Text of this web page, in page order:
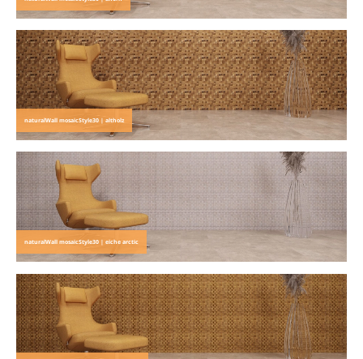
naturalWall mosaicStyle30 | altholz
naturalWall mosaicStyle30 | eiche arctic